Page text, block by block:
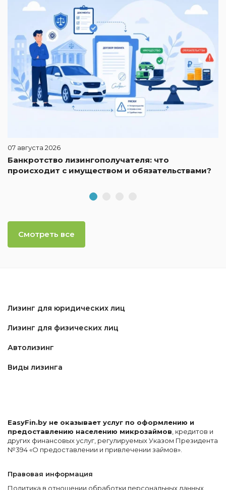
07 августа 2026
Банкротство лизингополучателя: что
происходит с имуществом и обязательствами?
Смотреть все
Лизинг для юридических лиц
Лизинг для физических лиц
Автолизинг
Виды лизинга
EasyFin.by не оказывает услуг по оформлению и
предоставлению населению микрозаймов , кредитов и
других финансовых услуг, регулируемых Указом Президента
№394 «О предоставлении и привлечении займов».
Правовая информация
Политика в отношении обработки персональных данных